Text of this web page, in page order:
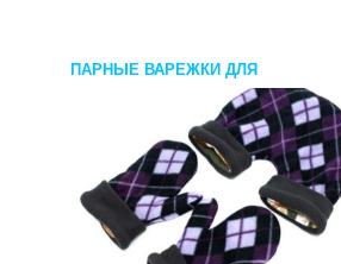
ПАРНЫЕ ВАРЕЖКИ ДЛЯ
ВЛЮБЛЕННЫХ ФИОЛЕТ